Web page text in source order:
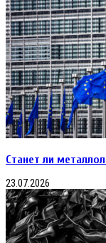
Станет ли
23.07.2026